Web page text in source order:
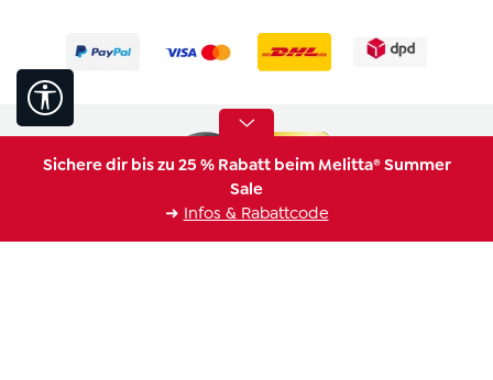
Werkzeugleiste anzeigen
Sichere dir bis zu 25 % Rabatt beim Melitta® Summer
Sale
➜ Infos & Rabattcode